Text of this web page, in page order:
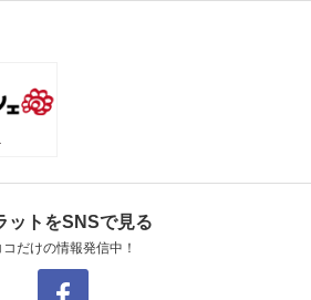
ットをSNSで見る
コだけの情報発信中！